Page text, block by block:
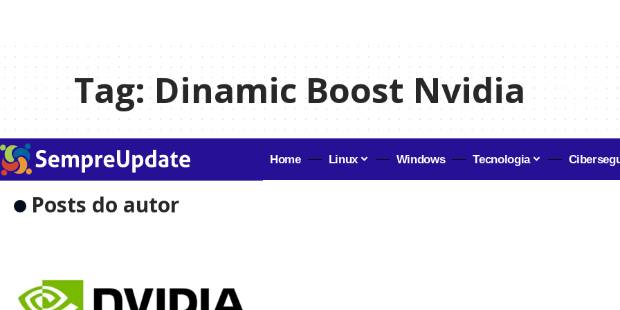
Tag:Dinamic Boost Nvidia
Home Linux Windows Tecnologia
Posts do autor